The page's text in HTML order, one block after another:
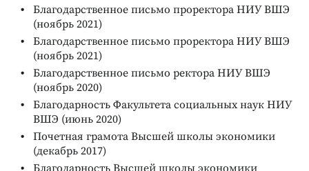
Благодарственное письмо проректора НИУ ВШЭ
(ноябрь 2021)
Благодарственное письмо проректора НИУ ВШЭ
(ноябрь 2021)
Благодарственное письмо ректора НИУ ВШЭ
(ноябрь 2020)
Благодарность Факультета социальных наук НИУ
ВШЭ (июнь 2020)
Почетная грамота Высшей школы экономики
(декабрь 2017)
Благодарность Высшей школы экономики